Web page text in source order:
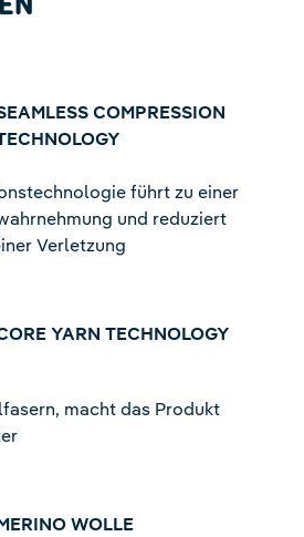
COMPRESSION
führt zu einer
und reduziert
Verletzung
YARN TECHNOLOGY
macht das Produkt
WOLLE